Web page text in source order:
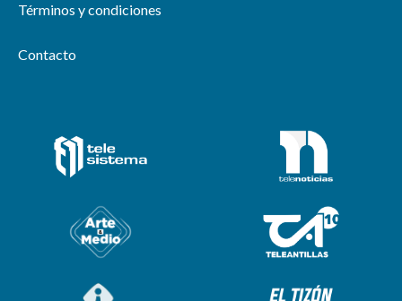
Términos y condiciones
Contacto